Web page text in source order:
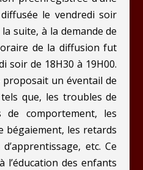
le vendredi soir
suite, à la demande de
de la diffusion fut
soir de 18H30 à 19H00.
proposait un éventail de
que, les troubles de
de comportement, les
bégaiement, les retards
etc. Ce
l’éducation des enfants